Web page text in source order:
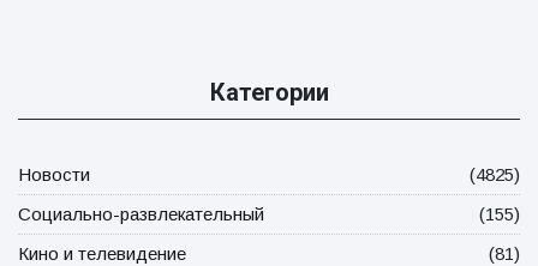
Категории
Новости
(4825)
Социально-развлекательный
(155)
Кино и телевидение
(81)